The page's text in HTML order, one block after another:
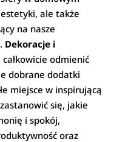
ale także
na nasze
Dekoracje i
całkowicie odmienić
dobrane dodatki
miejsce w inspirującą
się, jakie
i spokój,
oraz